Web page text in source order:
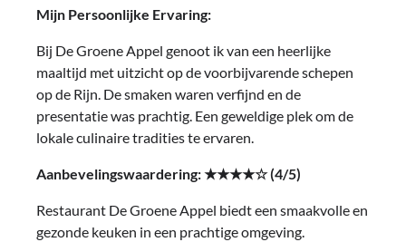
Mijn Persoonlijke Ervaring:
Bij De Groene Appel genoot ik van een heerlijke
maaltijd met uitzicht op de voorbijvarende schepen
op de Rijn. De smaken waren verfijnd en de
presentatie was prachtig. Een geweldige plek om de
lokale culinaire tradities te ervaren.
Aanbevelingswaardering: ★★★★☆ (4/5)
Restaurant De Groene Appel biedt een smaakvolle en
gezonde keuken in een prachtige omgeving.